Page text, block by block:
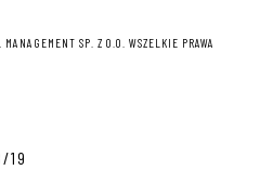
SP. Z O.O. WSZELKIE PRAWA
19